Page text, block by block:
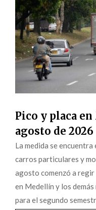
Pico y placa
agosto de 2026
La medida se
carros particulares y
agosto comenzó a
en Medellín y los
para el segundo